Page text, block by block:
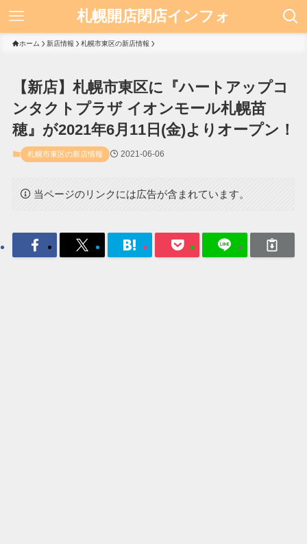
札幌開店閉店インフォ
ホーム 新店情報 札幌市東区の新店情報
【新店】札幌市東区に『ハートアップコ
ンタクトプラザ イオンモール札幌苗
穂』が2021年6月11日(金)よりオープン！
札幌市東区の新店情報 2021-06-06
当ページのリンクには広告が含まれています。